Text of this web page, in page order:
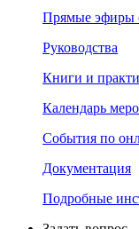
Прямые эфиры
Руководства
Книги и
Календарь
События по
Документация
Подробные